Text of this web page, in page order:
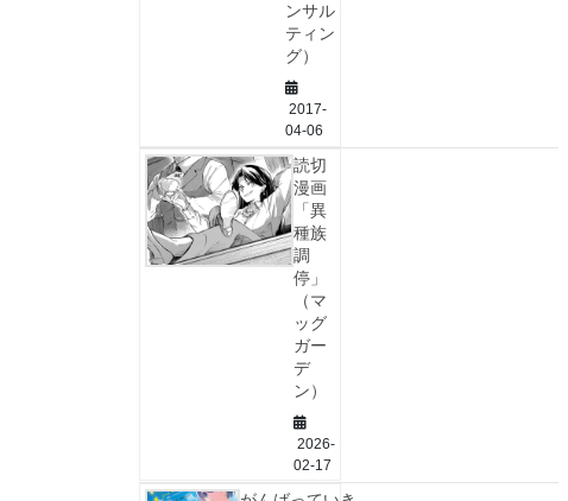
ンサル
ティン
グ）
2017-
04-06
読切
漫画
「異
種族
調
停」
（マ
ッグ
ガー
デ
ン）
2026-
02-17